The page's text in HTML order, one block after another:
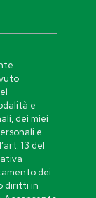
e
dei miei
e
13 del
dei
diritti in